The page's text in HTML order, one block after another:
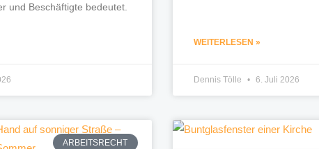
und Beschäftigte bedeutet.
WEITERLESEN »
Dennis Tölle 6. Juli 2026
ARBEITSRECHT